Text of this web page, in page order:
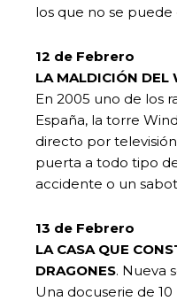
los que no se puede
12 de Febrero
LA MALDICIÓN DEL
En 2005 uno de los
España, la torre
directo por
puerta a todo tipo
accidente o un
13 de Febrero
LA CASA QUE
DRAGONES. Nueva
Una docuserie de